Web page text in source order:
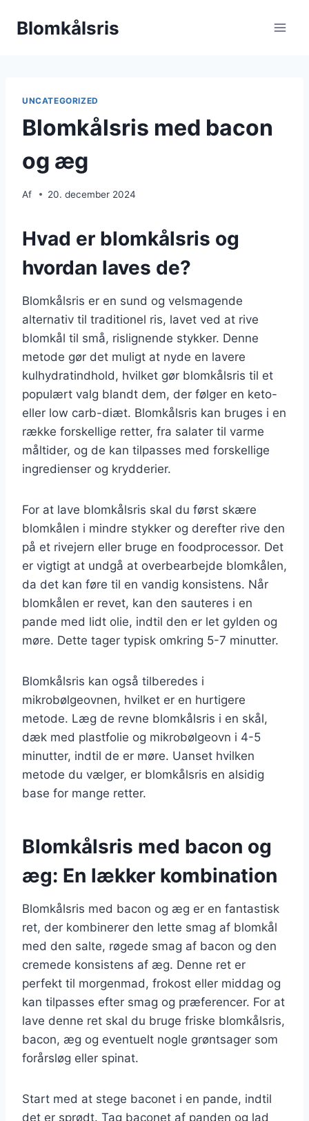
Blomkålsris
UNCATEGORIZED
Blomkålsris med bacon
og æg
Af 20. december 2024
Hvad er blomkålsris og
hvordan laves de?
Blomkålsris er en sund og velsmagende
alternativ til traditionel ris, lavet ved at rive
blomkål til små, rislignende stykker. Denne
metode gør det muligt at nyde en lavere
kulhydratindhold, hvilket gør blomkålsris til et
populært valg blandt dem, der følger en keto-
eller low carb-diæt. Blomkålsris kan bruges i en
række forskellige retter, fra salater til varme
måltider, og de kan tilpasses med forskellige
ingredienser og krydderier.
For at lave blomkålsris skal du først skære
blomkålen i mindre stykker og derefter rive den
på et rivejern eller bruge en foodprocessor. Det
er vigtigt at undgå at overbearbejde blomkålen,
da det kan føre til en vandig konsistens. Når
blomkålen er revet, kan den sauteres i en
pande med lidt olie, indtil den er let gylden og
møre. Dette tager typisk omkring 5-7 minutter.
Blomkålsris kan også tilberedes i
mikrobølgeovnen, hvilket er en hurtigere
metode. Læg de revne blomkålsris i en skål,
dæk med plastfolie og mikrobølgeovn i 4-5
minutter, indtil de er møre. Uanset hvilken
metode du vælger, er blomkålsris en alsidig
base for mange retter.
Blomkålsris med bacon og
æg: En lækker kombination
Blomkålsris med bacon og æg er en fantastisk
ret, der kombinerer den lette smag af blomkål
med den salte, røgede smag af bacon og den
cremede konsistens af æg. Denne ret er
perfekt til morgenmad, frokost eller middag og
kan tilpasses efter smag og præferencer. For at
lave denne ret skal du bruge friske blomkålsris,
bacon, æg og eventuelt nogle grøntsager som
forårsløg eller spinat.
Start med at stege baconet i en pande, indtil
det er sprødt. Tag baconet af panden og lad